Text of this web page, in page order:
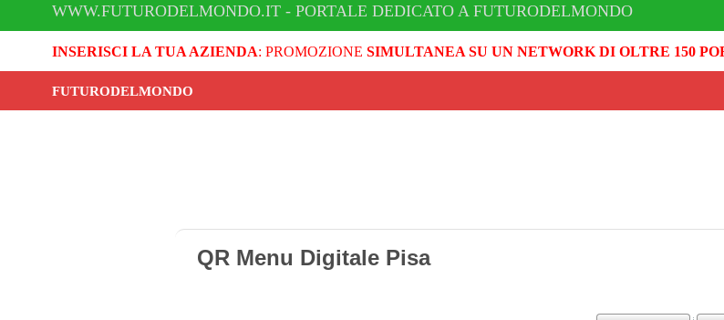
WWW.FUTURODELMONDO.IT - PORTALE DEDICATO A FUTURODELMONDO
INSERISCI LA TUA AZIENDA: PROMOZIONE SIMULTANEA SU UN NETWORK DI OLTRE 150
FUTURODELMONDO
QR Menu Digitale Pisa